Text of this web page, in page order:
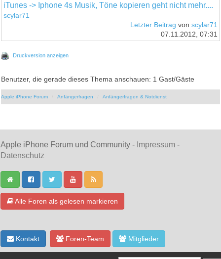
iTunes -> Iphone 4s Musik, Töne kopieren geht nicht mehr....
scylar71
Letzter Beitrag von scylar71
07.11.2012, 07:31
Druckversion anzeigen
Benutzer, die gerade dieses Thema anschauen: 1 Gast/Gäste
Apple iPhone Forum Anfängerfragen Anfängerfragen & Notdienst
Apple iPhone Forum und Community - Impressum -
Datenschutz
Alle Foren als gelesen markieren
Kontakt Foren-Team Mitglieder